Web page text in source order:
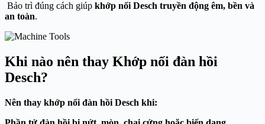
Bảo trì đúng cách giúp khớp nối Desch truyền động êm, bền và
an toàn.
Khi nào nên thay Khớp nối đàn hồi
Desch?
Nên thay khớp nối đàn hồi Desch khi: